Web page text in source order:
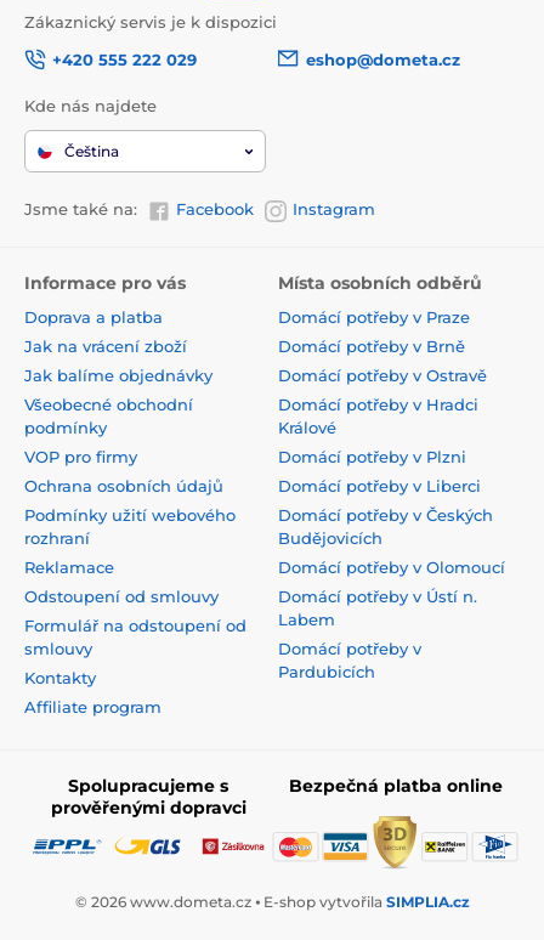
Zákaznický servis je k dispozici
+420 555 222 029
eshop@dometa.cz
Kde nás najdete
Čeština
Jsme také na: Facebook Instagram
Informace pro vás
Doprava a platba
Jak na vrácení zboží
Jak balíme objednávky
Všeobecné obchodní
podmínky
VOP pro firmy
Ochrana osobních údajů
Podmínky užití webového
rozhraní
Reklamace
Odstoupení od smlouvy
Formulář na odstoupení od
smlouvy
Kontakty
Affiliate program
Místa osobních odběrů
Domácí potřeby v Praze
Domácí potřeby v Brně
Domácí potřeby v Ostravě
Domácí potřeby v Hradci
Králové
Domácí potřeby v Plzni
Domácí potřeby v Liberci
Domácí potřeby v Českých
Budějovicích
Domácí potřeby v Olomoucí
Domácí potřeby v Ústí n.
Labem
Domácí potřeby v
Pardubicích
Spolupracujeme s
prověřenými dopravci
Bezpečná platba online
© 2026 www.dometa.cz ⦁ E-shop vytvořila SIMPLIA.cz